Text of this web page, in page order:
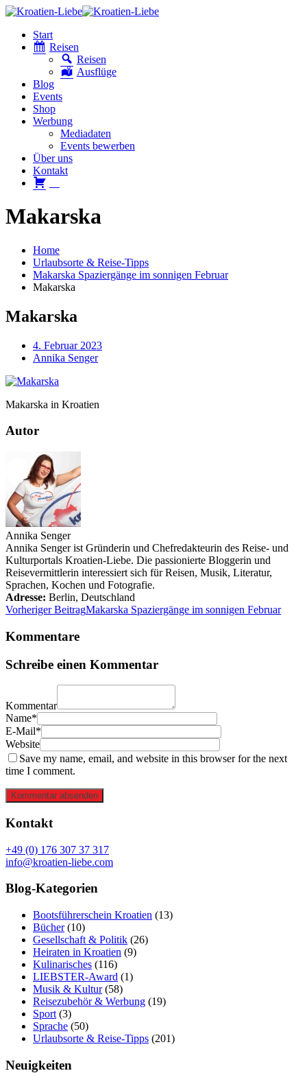
Start
Reisen
Reisen
Ausflüge
Blog
Events
Shop
Werbung
Mediadaten
Events bewerben
Über uns
Kontakt
Makarska
Home
Urlaubsorte & Reise-Tipps
Makarska Spaziergänge im sonnigen Februar
Makarska
Makarska
4. Februar 2023
Annika Senger
Makarska in Kroatien
Autor
Annika Senger
Annika Senger ist Gründerin und Chefredakteurin des Reise- und
Kulturportals Kroatien-Liebe. Die passionierte Bloggerin und
Reisevermittlerin interessiert sich für Reisen, Musik, Literatur,
Sprachen, Kochen und Fotografie.
Adresse: Berlin, Deutschland
Vorheriger BeitragMakarska Spaziergänge im sonnigen Februar
Kommentare
Schreibe einen Kommentar
Kommentar
Name*
E-Mail*
Website
Save my name, email, and website in this browser for the next
time I comment.
Kommentar absenden
Kontakt
+49 (0) 176 307 37 317
info@kroatien-liebe.com
Blog-Kategorien
Bootsführerschein Kroatien (13)
Bücher(10)
Gesellschaft & Politik (26)
Heiraten in Kroatien (9)
Kulinarisches (116)
LIEBSTER-Award (1)
Musik & Kultur(58)
Reisezubehör & Werbung (19)
Sport (3)
Sprache (50)
Urlaubsorte & Reise-Tipps (201)
Neuigkeiten